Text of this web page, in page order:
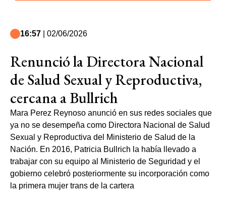
16:57 | 02/06/2026
Renunció la Directora Nacional
de Salud Sexual y Reproductiva,
cercana a Bullrich
Mara Perez Reynoso anunció en sus redes sociales que
ya no se desempeña como Directora Nacional de Salud
Sexual y Reproductiva del Ministerio de Salud de la
Nación. En 2016, Patricia Bullrich la había llevado a
trabajar con su equipo al Ministerio de Seguridad y el
gobierno celebró posteriormente su incorporación como
la primera mujer trans de la cartera